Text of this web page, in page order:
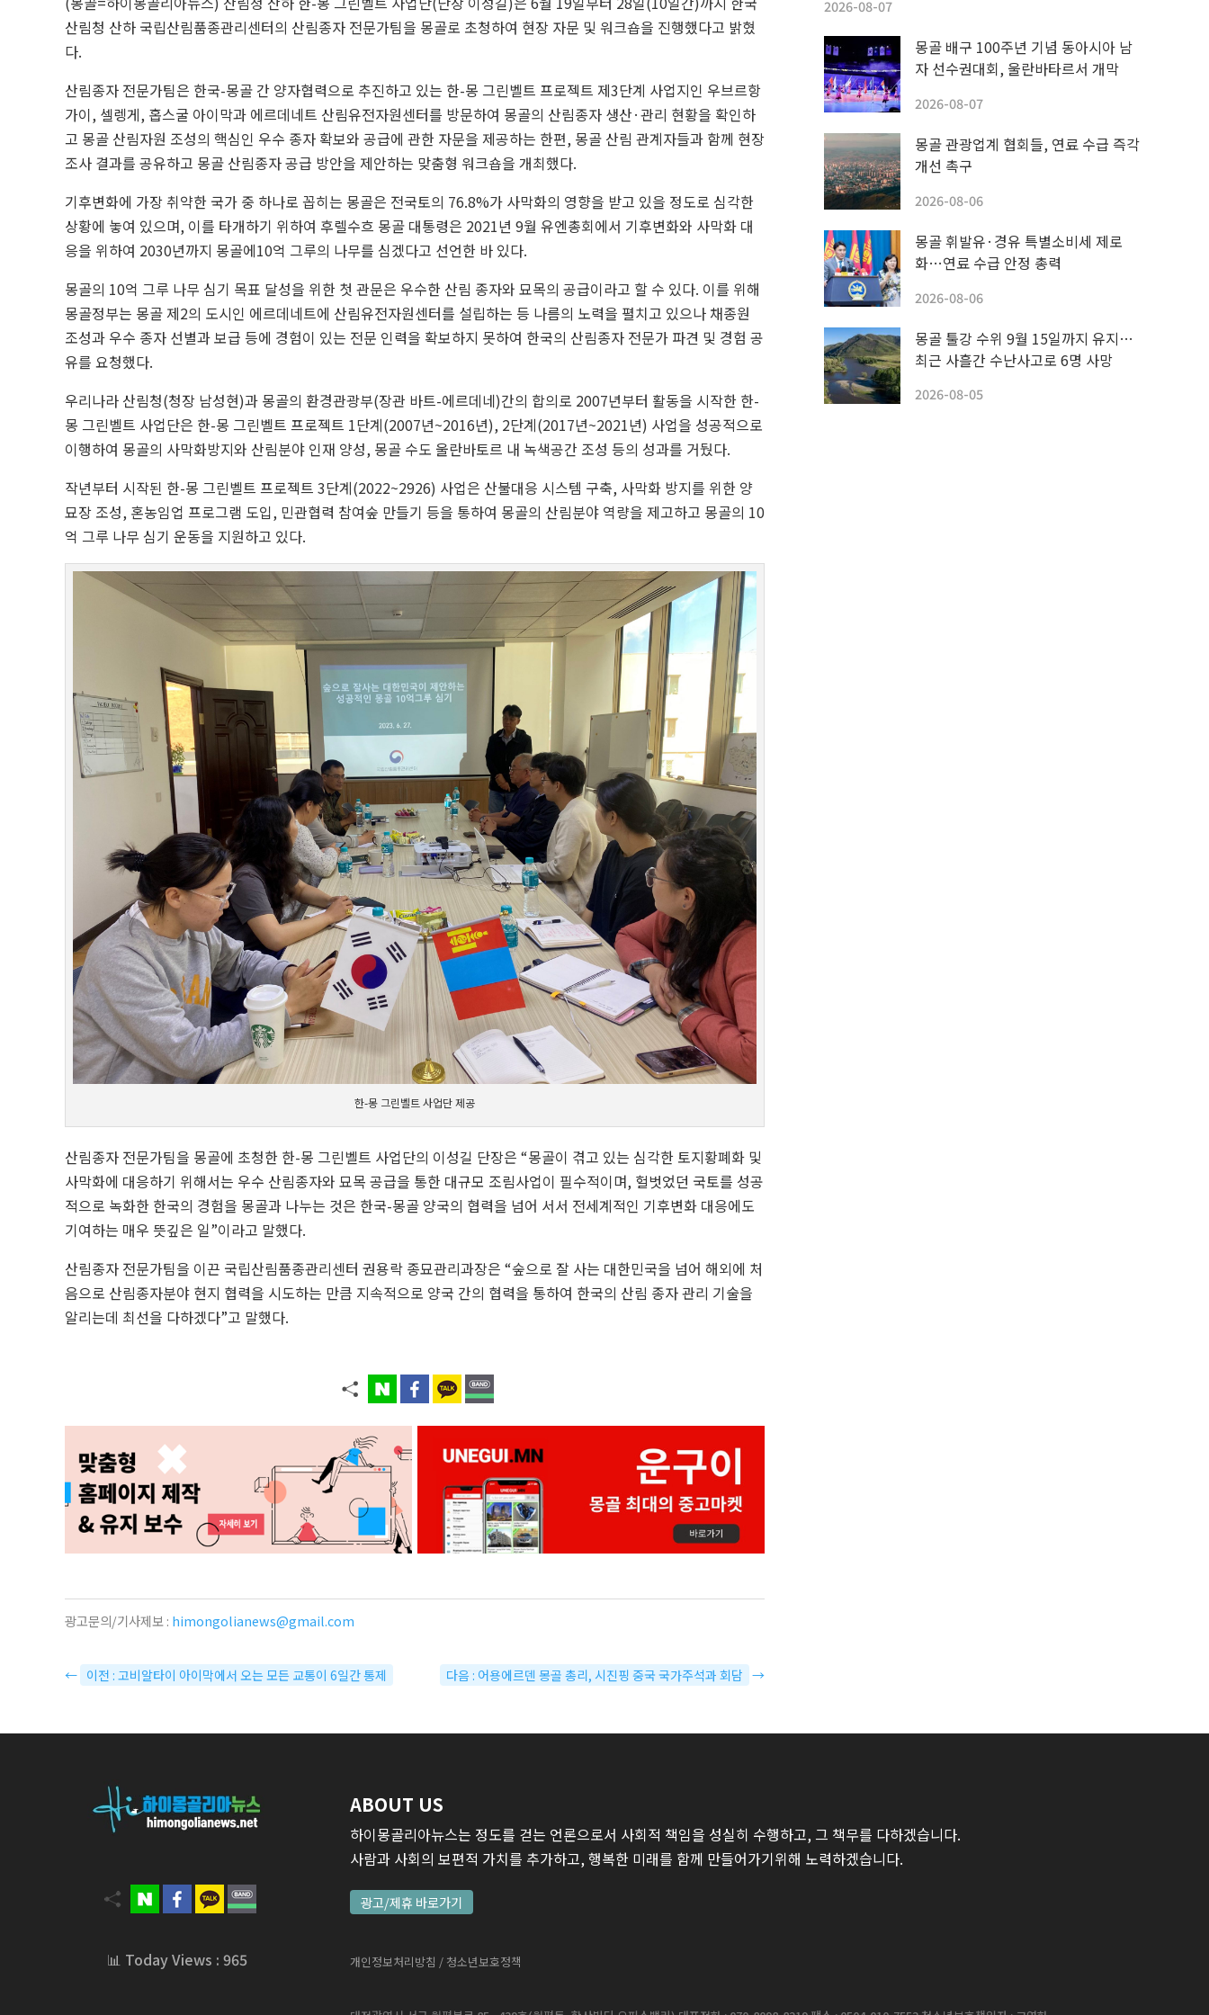
산림청 산하 국립산림품종관리센터의 산림종자 전문가팀을 몽골로 초청하여 현장 자문 및 워크숍을 진행했다고 밝혔
다.
산림종자 전문가팀은 한국-몽골 간 양자협력으로 추진하고 있는 한-몽 그린벨트 프로젝트 제3단계 사업지인 우브르항
가이, 셀렝게, 홉스굴 아이막과 에르데네트 산림유전자원센터를 방문하여 몽골의 산림종자 생산·관리 현황을 확인하
고 몽골 산림자원 조성의 핵심인 우수 종자 확보와 공급에 관한 자문을 제공하는 한편, 몽골 산림 관계자들과 함께 현장
조사 결과를 공유하고 몽골 산림종자 공급 방안을 제안하는 맞춤형 워크숍을 개최했다.
기후변화에 가장 취약한 국가 중 하나로 꼽히는 몽골은 전국토의 76.8%가 사막화의 영향을 받고 있을 정도로 심각한
상황에 놓여 있으며, 이를 타개하기 위하여 후렐수흐 몽골 대통령은 2021년 9월 유엔총회에서 기후변화와 사막화 대
응을 위하여 2030년까지 몽골에10억 그루의 나무를 심겠다고 선언한 바 있다.
몽골의 10억 그루 나무 심기 목표 달성을 위한 첫 관문은 우수한 산림 종자와 묘목의 공급이라고 할 수 있다. 이를 위해
몽골정부는 몽골 제2의 도시인 에르데네트에 산림유전자원센터를 설립하는 등 나름의 노력을 펼치고 있으나 채종원
조성과 우수 종자 선별과 보급 등에 경험이 있는 전문 인력을 확보하지 못하여 한국의 산림종자 전문가 파견 및 경험 공
유를 요청했다.
우리나라 산림청(청장 남성현)과 몽골의 환경관광부(장관 바트-에르데네)간의 합의로 2007년부터 활동을 시작한 한-
몽 그린벨트 사업단은 한-몽 그린벨트 프로젝트 1단계(2007년~2016년), 2단계(2017년~2021년) 사업을 성공적으로
이행하여 몽골의 사막화방지와 산림분야 인재 양성, 몽골 수도 울란바토르 내 녹색공간 조성 등의 성과를 거뒀다.
작년부터 시작된 한-몽 그린벨트 프로젝트 3단계(2022~2926) 사업은 산불대응 시스템 구축, 사막화 방지를 위한 양
묘장 조성, 혼농임업 프로그램 도입, 민관협력 참여숲 만들기 등을 통하여 몽골의 산림분야 역량을 제고하고 몽골의 10
억 그루 나무 심기 운동을 지원하고 있다.
한-몽 그린벨트 사업단 제공
산림종자 전문가팀을 몽골에 초청한 한-몽 그린벨트 사업단의 이성길 단장은 “몽골이 겪고 있는 심각한 토지황폐화 및
사막화에 대응하기 위해서는 우수 산림종자와 묘목 공급을 통한 대규모 조림사업이 필수적이며, 헐벗었던 국토를 성공
적으로 녹화한 한국의 경험을 몽골과 나누는 것은 한국-몽골 양국의 협력을 넘어 서서 전세계적인 기후변화 대응에도
기여하는 매우 뜻깊은 일”이라고 말했다.
산림종자 전문가팀을 이끈 국립산림품종관리센터 권용락 종묘관리과장은 “숲으로 잘 사는 대한민국을 넘어 해외에 처
음으로 산림종자분야 현지 협력을 시도하는 만큼 지속적으로 양국 간의 협력을 통하여 한국의 산림 종자 관리 기술을
알리는데 최선을 다하겠다”고 말했다.
광고문의/기사제보 : himongolianews@gmail.com
← 이전 : 고비알타이 아이막에서 오는 모든 교통이 6일간 통제 다음 : 어용에르덴 몽골 총리, 시진핑 중국 국가주석과 회담 →
2026-08-07
몽골 배구 100주년 기념 동아시아 남
자 선수권대회, 울란바타르서 개막
2026-08-07
몽골 관광업계 협회들, 연료 수급 즉각
개선 촉구
2026-08-06
몽골 휘발유·경유 특별소비세 제로
화…연료 수급 안정 총력
2026-08-06
몽골 툴강 수위 9월 15일까지 유지…
최근 사흘간 수난사고로 6명 사망
2026-08-05
📊 Today Views : 965
ABOUT US
하이몽골리아뉴스는 정도를 걷는 언론으로서 사회적 책임을 성실히 수행하고, 그 책무를 다하겠습니다.
사람과 사회의 보편적 가치를 추가하고, 행복한 미래를 함께 만들어가기위해 노력하겠습니다.
광고/제휴 바로가기
개인정보처리방침 / 청소년보호정책